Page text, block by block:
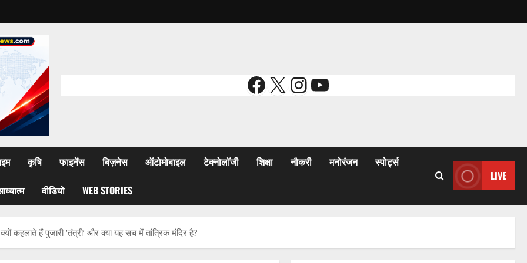
Facebook
X Instagram
YouTube
कृषि फाइनेंस बिज़नेस ऑटोमोबाइल टेक्नोलॉजी शिक्षा नौकरी मनोरंजन स्पोर्ट्स
वीडियो WEB STORIES
LIVE
कहलाते हैं पुजारी ‘तंत्री’ और क्या यह सच में तांत्रिक मंदिर है?